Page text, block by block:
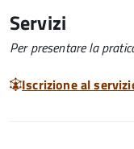
Servizi
Per presentare la
Iscrizione al